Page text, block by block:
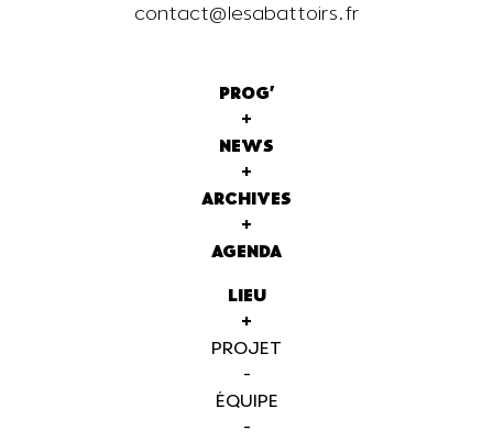
contact@lesabattoirs.fr
PROG'
+
NEWS
+
ARCHIVES
+
AGENDA
LIEU
+
PROJET
-
ÉQUIPE
-